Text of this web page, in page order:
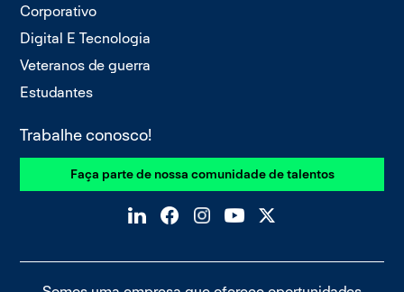
Corporativo
Digital E Tecnologia
Veteranos de guerra
Estudantes
Trabalhe conosco!
Faça parte de nossa comunidade de talentos